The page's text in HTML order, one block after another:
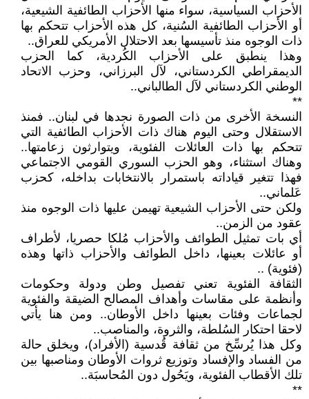
الأحزاب السياسية، سواء منها الأحزاب الطائفية الشيعية،
أو الأحزاب الطائفية السُنية، كل هذه الأحزاب تتحكم بها
ذات الوجوه منذ تأسيسها بعد الاحتلال الأمريكي للعراق..
وهذا ينطبق على الأحزاب الكُردية، كما الحزب
الديمقراطي الكردستاني، لآل البرزاني، وحزب الاتحاد
الوطني الكردستاني لآل الطالباني..
**
النسخة الأخرى من ذات الصورة نجدها في لبنان.. فمنذ
الاستقلال وحتى اليوم هناك ذات الأحزاب الطائفية التي
تتحكم بها ذات العائلات الفئوية، ويتوارثون زعامتها..
وهناك استثناء، وهو الحزب السوري القومي الاجتماعي
فهذا تتغير قياداته باستمرار بالانتخابات بداخله، كحزب
عَلماني..
ولكن حتى الأحزاب الشيعية تهيمن عليها ذات الوجوه منذ
عقود من الزمن..
أي بات تمثيل الطوائف والأحزاب مُلكا حصريا، لأطراف
أو عائلات بعينها، داخل الطوائف والأحزاب ذاتها وهذه
(فئوية) ..
الثقافة الفئوية تعني تفصيل وطن ودولة وحكومات
وأنظمة على مقاسات وأهداف المصالح الضيقة والفئوية
لجماعات وفئات بعينها داخل الأوطان.. ومن هنا يأتي
لاحقا احتكار السُلطة، والثروة، والمناصب..
وكل هذا يُرسِّخ من ثقافة قُدسية (الأفراد)، ويخلق حالة
من الفساد والإفساد وتوزيع ثروات الأوطان ومناصبها بين
تلك الأقطاب الفئوية، ويَحُول دون المُحاسبَة..
**